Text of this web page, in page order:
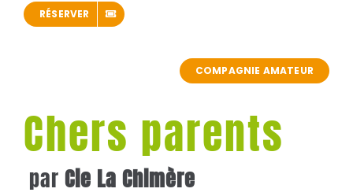
RÉSERVER
COMPAGNIE AMATEUR
Chers parents
par Cie La Chimère